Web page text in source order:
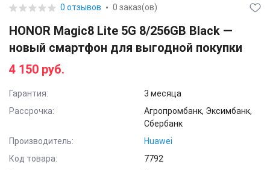
0 отзывов 0 заказ(ов)
HONOR Magic8 Lite 5G 8/256GB Black —
новый смартфон для выгодной покупки
4 150 руб.
Гарантия:
3 месяца
Рассрочка:
Агропромбанк, Эксимбанк,
Сбербанк
Производитель:
Huawei
Код товара:
7792